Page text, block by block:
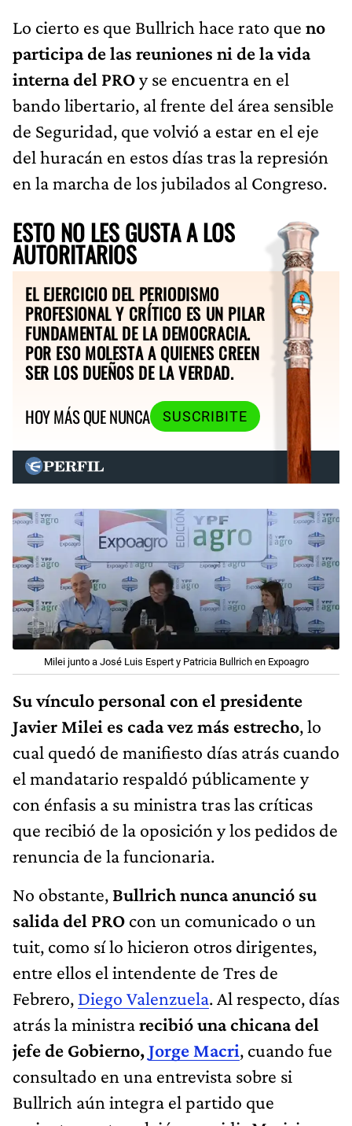
Lo cierto es que Bullrich hace rato que no
participa de las reuniones ni de la vida
interna del PROy se encuentra en el
bando libertario, al frente del área sensible
de Seguridad, que volvió a estar en el eje
del huracán en estos días tras la represión
en la marcha de los jubilados al Congreso.
ESTO NO LES GUSTA A LOS
AUTORITARIOS
EL EJERCICIO DEL PERIODISMO
PROFESIONAL Y CRÍTICO ES UN PILAR
FUNDAMENTAL DE LA DEMOCRACIA.
POR ESO MOLESTA A QUIENES CREEN
SER LOS DUEÑOS DE LA VERDAD.
HOY MÁS QUE NUNCA
SUSCRIBITE
Milei junto a José Luis Espert y Patricia Bullrich en Expoagro
Su vínculo personal con el presidente
Javier Milei es cada vez más estrecho, lo
cual quedó de manifiesto días atrás cuando
el mandatario respaldó públicamente y
con énfasis a su ministra tras las críticas
que recibió de la oposición y los pedidos de
renuncia de la funcionaria.
No obstante, Bullrich nunca anunció su
salida del PRO con un comunicado o un
tuit, como sí lo hicieron otros dirigentes,
entre ellos el intendente de Tres de
Febrero, Diego Valenzuela. Al respecto, días
atrás la ministrarecibió una chicana del
jefe de Gobierno,Jorge Macri, cuando fue
consultado en una entrevista sobre si
Bullrich aún integra el partido que